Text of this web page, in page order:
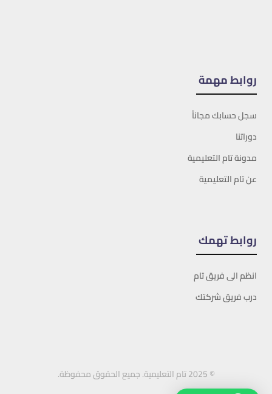
روابط مهمة
سجل حسابك مجاناً
دوراتنا
مدونة تام التعليمية
عن تام التعليمية
روابط تهمك
انظم الى فريق تام
درب فريق شركتك
© 2025 تام التعليمية. جميع الحقوق محفوظة.